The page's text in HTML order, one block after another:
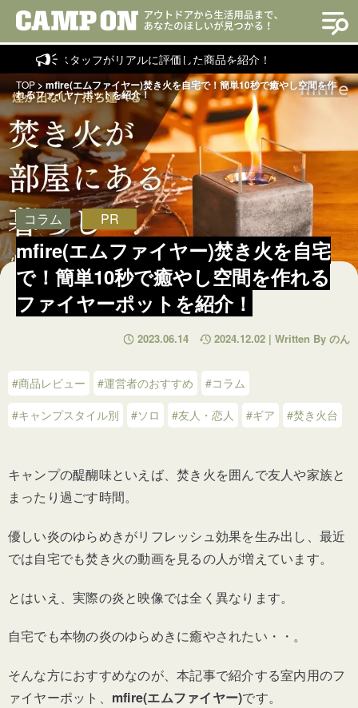
フがリアルに評価した商品を紹介！
TOP>mfire(エムファイヤー)焚き火を自宅で！簡単10秒で癒やし空間を作
れるファイヤーポットを紹介！
コラム PR
mfire(エムファイヤー)焚き火を自宅
で！簡単10秒で癒やし空間を作れる
ファイヤーポットを紹介！
2023.06.14 2024.12.02 | Written By のん
#商品レビュー #運営者のおすすめ
#コラム
#キャンプスタイル別
#ソロ #友人・恋人 #ギア #焚き火台
キャンプの醍醐味といえば、焚き火を囲んで友人や家族と
まったり過ごす時間。
優しい炎のゆらめきがリフレッシュ効果を生み出し、最近
では自宅でも焚き火の動画を見るの人が増えています。
とはいえ、実際の炎と映像では全く異なります。
自宅でも本物の炎のゆらめきに癒やされたい・・。
そんな方におすすめなのが、本記事で紹介する室内用のフ
ァイヤーポット、 mfire(エムファイヤー)です。